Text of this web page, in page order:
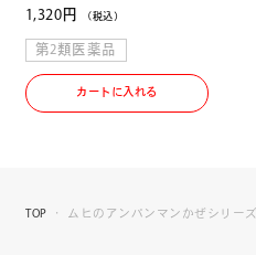
1,320円
（税込）
第2類医薬品
カートに入れる
TOP ムヒのアンパンマンかぜシリーズ